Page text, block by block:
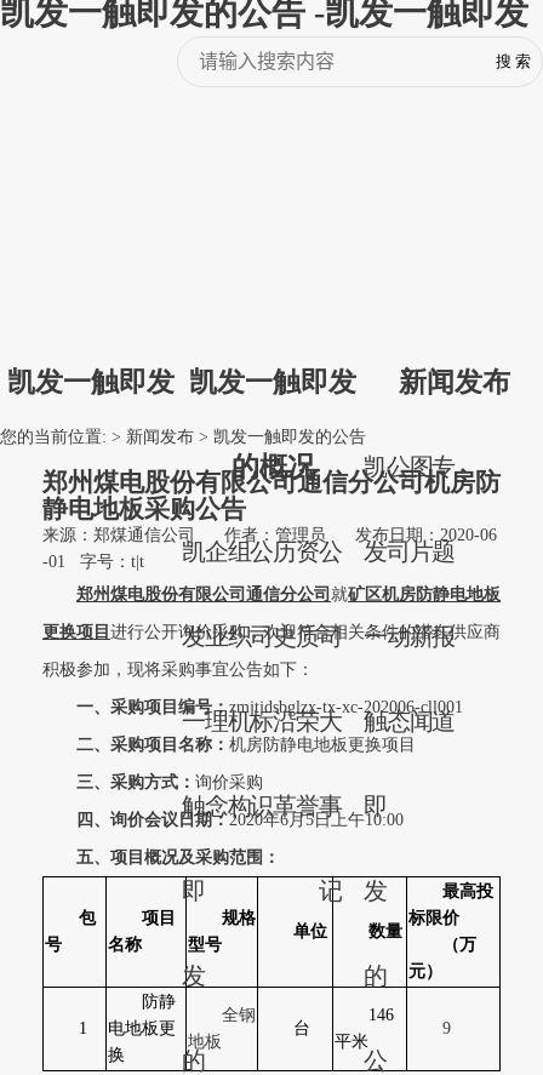
凯发一触即发的公告 -凯发一触即发
凯发一触即发 凯发一触即发
的概况
凯
发
一
触
即
发
的
企
业
理
念
组
织
机
构
公
司
标
识
历
史
沿
革
资
质
荣
誉
公
司
大
事
记
新闻发布
凯
发
一
触
即
发
的
公
公
司
动
态
图
片
新
闻
专
题
报
道
您的当前位置: > 新闻发布 > 凯发一触即发的公告
郑州煤电股份有限公司通信分公司机房防
静电地板采购公告
来源：郑煤通信公司 作者：管理员
发布日期：2020-06
-01
字号： t t
郑州煤电股份有限公司通信分公司 就矿区机房防静电地板
更换项目 进行公开询价采购，欢迎符合相关条件的潜在供应商
积极参加，现将采购事宜公告如下：
一、采购项目编号：zmjtjdsbglzx-tx-xc-202006-cll001
二、采购项目名称： 机房防静电地板更换项目
三、采购方式： 询价采购
四、询价会议日期：2020年6月5日上午10:00
五、项目概况及采购范围：
包
号
项目
名称
规格
型号
单位 数量
最高投
标限价
（万
元）
1
防静
电地板更
换
全钢
地板
台
146
平米
9